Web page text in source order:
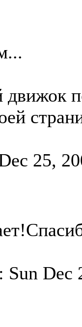
25,
Sun Dec